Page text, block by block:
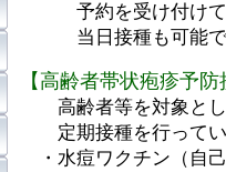
予約を受け付けて
当日接種も可能で
【高齢者帯状疱疹予防
高齢者等を対象とし
定期接種を行ってい
・水痘ワクチン（自